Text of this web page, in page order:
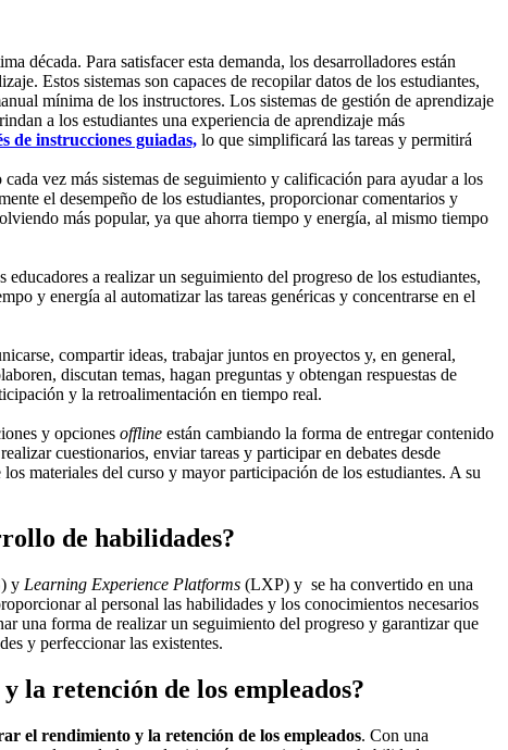
década. Para satisfacer esta demanda, los desarrolladores están
Estos sistemas son capaces de recopilar datos de los estudiantes,
mínima de los instructores. Los sistemas de gestión de aprendizaje
a los estudiantes una experiencia de aprendizaje más
de instrucciones guiadas, lo que simplificará las tareas y permitirá
vez más sistemas de seguimiento y calificación para ayudar a los
el desempeño de los estudiantes, proporcionar comentarios y
más popular, ya que ahorra tiempo y energía, al mismo tiempo
a realizar un seguimiento del progreso de los estudiantes,
y energía al automatizar las tareas genéricas y concentrarse en el
compartir ideas, trabajar juntos en proyectos y, en general,
discutan temas, hagan preguntas y obtengan respuestas de
y la retroalimentación en tiempo real.
y opciones offline están cambiando la forma de entregar contenido
cuestionarios, enviar tareas y participar en debates desde
materiales del curso y mayor participación de los estudiantes. A su
de habilidades?
y Learning Experience Platforms (LXP) y se ha convertido en una
al personal las habilidades y los conocimientos necesarios
una forma de realizar un seguimiento del progreso y garantizar que
y perfeccionar las existentes.
la retención de los empleados?
el rendimiento y la retención de los empleados. Con una